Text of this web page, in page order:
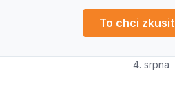
To chci zkusit
4. srpna